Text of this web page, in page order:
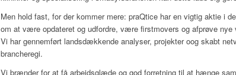
Men hold fast, for der kommer mere: praQtice har en vigtig aktie i
om at være opdateret og udfordre, være firstmovers og afprøve
Vi har gennemført landsdækkende analyser, projekter oog skabt
brancheregi.
Vi brænder for at få arbejdsglæde og god forretning til at hænge